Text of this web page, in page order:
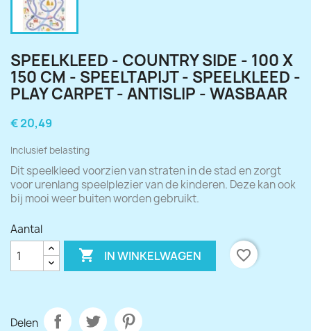
SPEELKLEED - COUNTRY SIDE - 100 X
150 CM - SPEELTAPIJT - SPEELKLEED -
PLAY CARPET - ANTISLIP - WASBAAR
€ 20,49
Inclusief belasting
Dit speelkleed voorzien van straten in de stad en zorgt
voor urenlang speelplezier van de kinderen. Deze kan ook
bij mooi weer buiten worden gebruikt.
Aantal
 IN WINKELWAGEN favorite_border
Delen